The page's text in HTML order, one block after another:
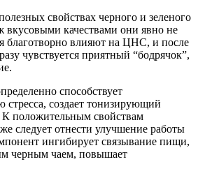
свойствах черного и зеленого
вкусовыми качествами они явно не
благотворно влияют на ЦНС, и после
чувствуется приятный “бодрячок”,
способствует
стресса, создает тонизирующий
положительным свойствам
следует отнести улучшение работы
ингибирует связывание пищи,
черным чаем, повышает